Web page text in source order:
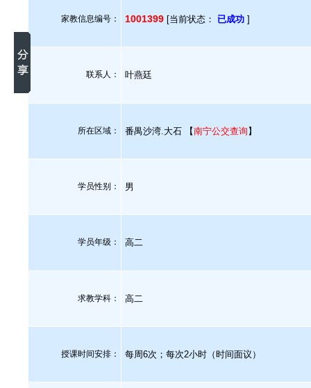
家教信息编号： 1001399 [当前状态： 已成功 ]
联系人： 叶燕廷
所在区域： 番禺沙湾.大石 【南宁公交查询 】
学员性别： 男
学员年级： 高二
求教学科： 高二
授课时间安排： 每周6次；每次2小时（时间面议）